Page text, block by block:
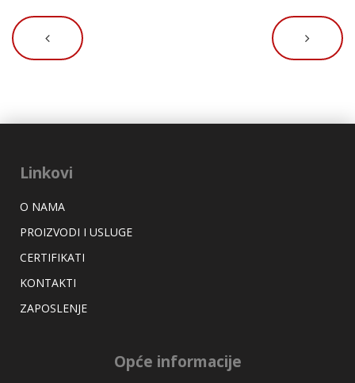
Linkovi
O NAMA
PROIZVODI I USLUGE
CERTIFIKATI
KONTAKTI
ZAPOSLENJE
Opće informacije